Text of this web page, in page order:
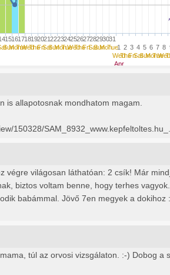
15
Sun
16
Mon
17
Tue
18
Wed
19
Thu
20
Fri
21
Sat
22
Sun
23
Mon
24
Tue
25
Wed
26
Thu
27
Fri
28
Sat
29
Sun
30
Mon
31
Tue1
Wed
Apr
2
Thu
3
Fri
4
Sat
5
Sun
6
Mon
7
Tue
8
is allapotosnak mondhatom magam.
150328/
végre világosan láthatóan: 2 csík! Már
biztos voltam benne, hogy terhes
babámmal. Jövő 7en megyek a dokihoz
túl az orvosi vizsgálaton. :-) Dobog a